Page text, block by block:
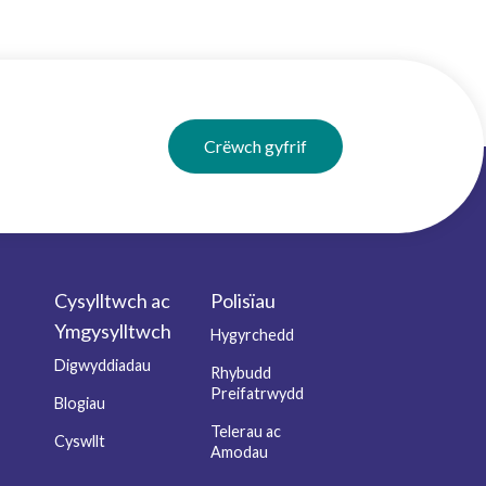
Crëwch gyfrif
Cysylltwch ac
Ymgysylltwch
Digwyddiadau
Blogiau
Cyswllt
Polisïau
Hygyrchedd
Rhybudd
Preifatrwydd
Telerau ac
Amodau